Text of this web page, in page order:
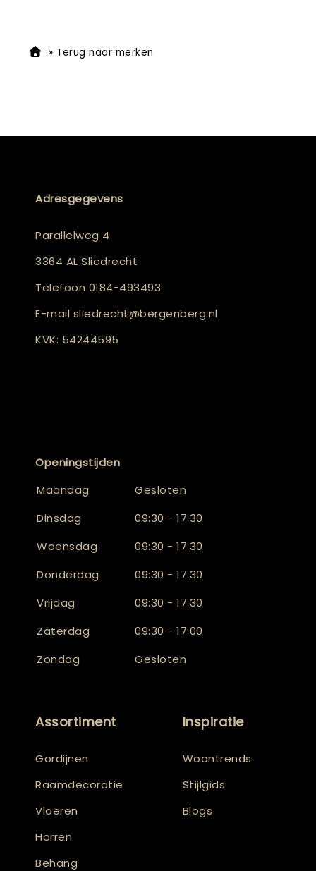
» Terug naar merken
Adresgegevens
Parallelweg 4
3364 AL Sliedrecht
Telefoon 0184-493493
E-mail sliedrecht@bergenberg.nl
KVK: 54244595
Openingstijden
Maandag
Gesloten
Dinsdag
09:30 - 17:30
Woensdag
09:30 - 17:30
Donderdag
09:30 - 17:30
Vrijdag
09:30 - 17:30
Zaterdag
09:30 - 17:00
Zondag
Gesloten
Assortiment
Gordijnen
Raamdecoratie
Vloeren
Horren
Behang
Inspiratie
Woontrends
Stijlgids
Blogs